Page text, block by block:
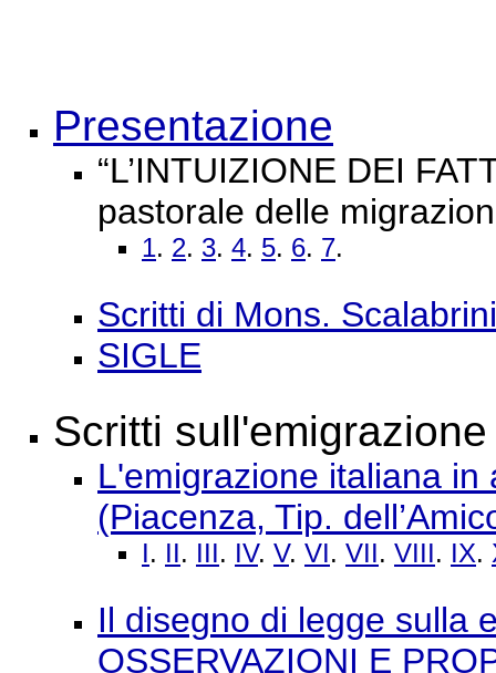
Presentazione
“L’INTUIZIONE DEI
pastorale delle
1. 2. 3. 4. 5. 6. 7.
Scritti di Mons. Scalabrini
SIGLE
Scritti sull'emigrazione
L'emigrazione italiana
(Piacenza, Tip.
I. II. III. IV. V. VI. VII. VIII. IX.
Il disegno di legge sulla
OSSERVAZIONI E